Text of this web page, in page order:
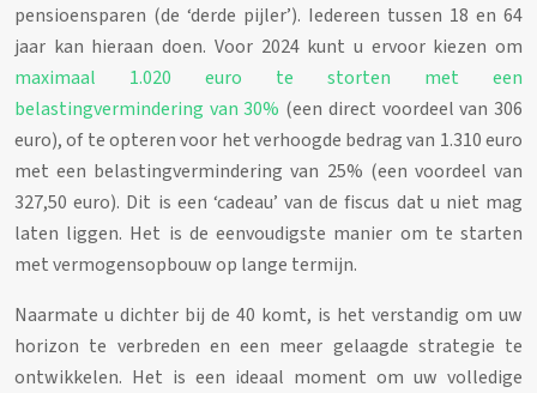
pensioensparen (de ‘derde pijler’). Iedereen tussen 18 en 64
jaar kan hieraan doen. Voor 2024 kunt u ervoor kiezen om
maximaal 1.020 euro te storten met een
belastingvermindering van 30% (een direct voordeel van 306
euro), of te opteren voor het verhoogde bedrag van 1.310 euro
met een belastingvermindering van 25% (een voordeel van
327,50 euro). Dit is een ‘cadeau’ van de fiscus dat u niet mag
laten liggen. Het is de eenvoudigste manier om te starten
met vermogensopbouw op lange termijn.
Naarmate u dichter bij de 40 komt, is het verstandig om uw
horizon te verbreden en een meer gelaagde strategie te
ontwikkelen. Het is een ideaal moment om uw volledige